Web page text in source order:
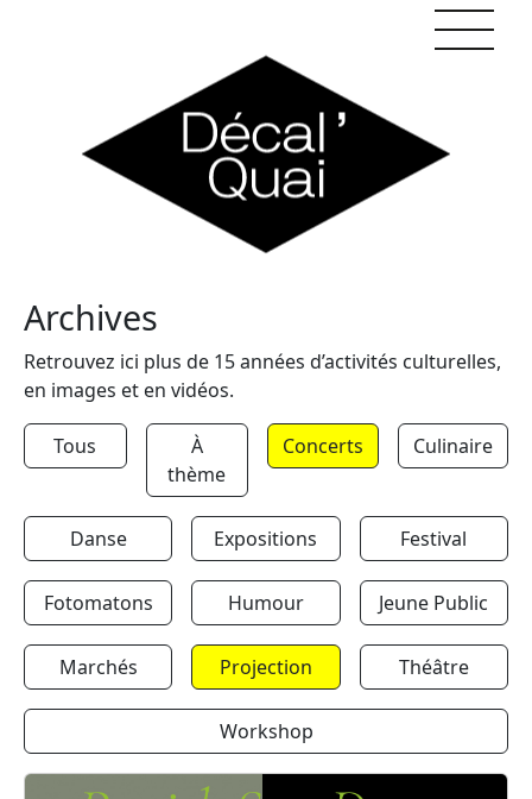
Archives
Retrouvez ici plus de 15 années d’activités culturelles,
en images et en vidéos.
Tous
À
thème
Concerts Culinaire
Danse Expositions Festival
Fotomatons Humour Jeune Public
Marchés Projection Théâtre
Workshop